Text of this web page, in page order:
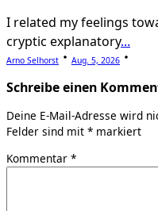
I related my feelings
cryptic explanatory...
Arno Selhorst Aug. 5, 2026
Schreibe einen
Deine E-Mail-Adresse wird
Felder sind mit * markiert
Kommentar *